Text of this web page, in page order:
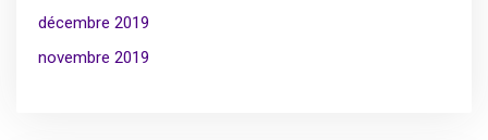
décembre 2019
novembre 2019